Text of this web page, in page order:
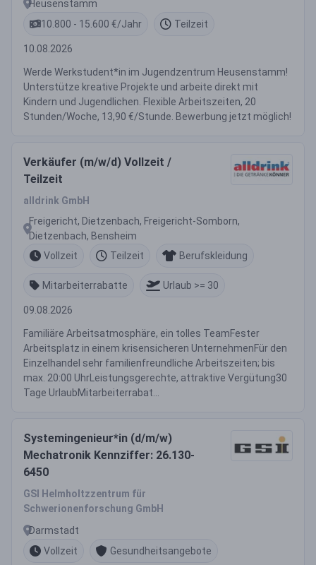
Heusenstamm
10.800 - 15.600 €/Jahr
Teilzeit
10.08.2026
Werde Werkstudent*in im Jugendzentrum Heusenstamm!
Unterstütze kreative Projekte und arbeite direkt mit
Kindern und Jugendlichen. Flexible Arbeitszeiten, 20
Stunden/Woche, 13,90 €/Stunde. Bewerbung jetzt möglich!
Verkäufer (m/w/d) Vollzeit /
Teilzeit
alldrink GmbH
Freigericht, Dietzenbach, Freigericht-Somborn,
Dietzenbach, Bensheim
Vollzeit
Teilzeit Berufskleidung
Mitarbeiterrabatte Urlaub >= 30
09.08.2026
Familiäre Arbeitsatmosphäre, ein tolles TeamFester
Arbeitsplatz in einem krisensicheren UnternehmenFür den
Einzelhandel sehr familienfreundliche Arbeitszeiten; bis
max. 20:00 UhrLeistungsgerechte, attraktive Vergütung30
Tage UrlaubMitarbeiterrabat...
Systemingenieur*in (d/m/w)
Mechatronik Kennziffer: 26.130-
6450
GSI Helmholtzzentrum für
Schwerionenforschung GmbH
Darmstadt
Vollzeit
Gesundheitsangebote